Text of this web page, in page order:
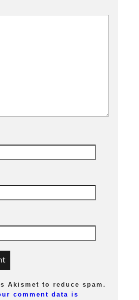
Akismet to reduce spam.
comment data is